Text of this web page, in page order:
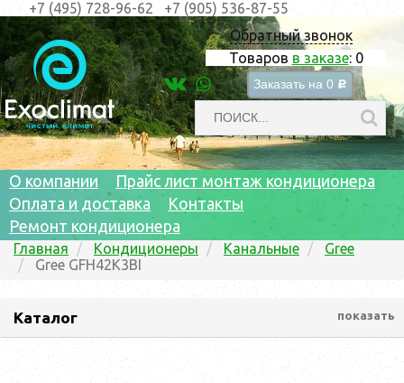
Обратный звонок
Товаров в заказе: 0
Заказать на 0 c
+7 (495) 728-96-62 +7 (905) 536-87-55
О компании
Прайс лист монтаж кондиционера
Оплата и доставка
Контакты
Ремонт кондиционера
Главная Кондиционеры Канальные
Gree
Gree GFH42K3BI
Каталог показать